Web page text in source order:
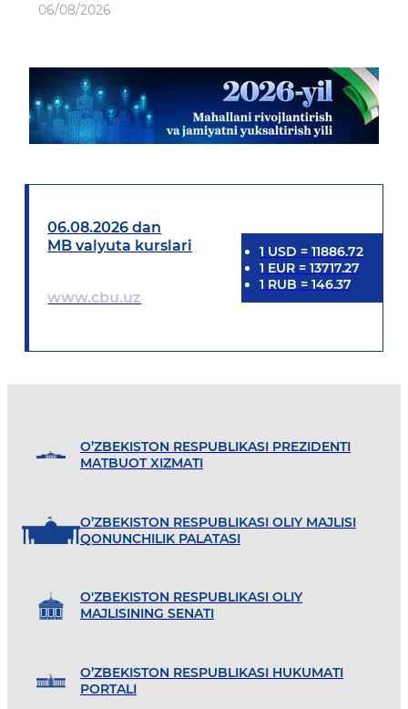
06/08/2026
06.08.2026 dan
MB valyuta kurslari
www.cbu.uz
1 USD = 11886.72
1 EUR= 13717.27
1 RUB = 146.37
O’ZBEKISTON RESPUBLIKASI PREZIDENTI
MATBUOT XIZMATI
O’ZBEKISTON RESPUBLIKASI OLIY MAJLISI
QONUNCHILIK PALATASI
O'ZBEKISTON RESPUBLIKASI OLIY
MAJLISINING SENATI
O’ZBEKISTON RESPUBLIKASI HUKUMATI
PORTALI